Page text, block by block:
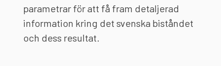
parametrar för att få fram detaljerad
information kring det svenska biståndet
och dess resultat.